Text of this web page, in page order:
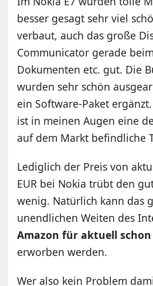
besser gesagt sehr viel
verbaut, auch das große
Communicator gerade
Dokumenten etc. gut. Die
wurden sehr schön
ein Software-Paket
ist in meinen Augen eine
auf dem Markt befindliche
Lediglich der Preis von
EUR bei Nokia trübt den
wenig. Natürlich kann das
unendlichen Weiten des
Amazon für aktuell schon
erworben werden.
Wer also kein Problem